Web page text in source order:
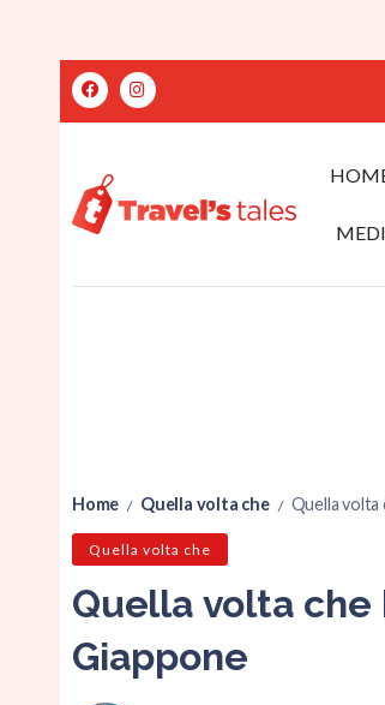
Home / Quella volta che / Quella volta
Quella volta che
Quella volta che
Giappone